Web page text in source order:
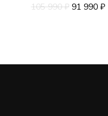
105 990₽ 91 990 ₽